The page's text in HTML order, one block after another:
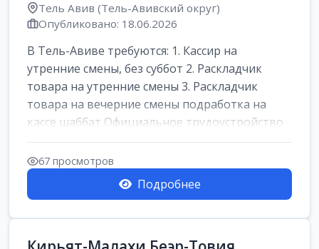
Тель Авив (Тель-Авивский округ)
Опубликовано: 18.06.2026
В Тель-Авиве требуются: 1. Кассир на
утренние смены, без суббот 2. Раскладчик
товара на утренние смены 3. Раскладчик
товара на вечерние смены подработка на
кассе шаббат Официальное трудоустройство
ста...
67 просмотров
Подробнее